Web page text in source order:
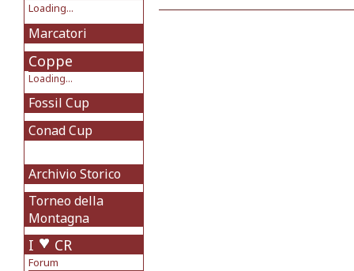
Loading...
Marcatori
Coppe
Loading...
Fossil Cup
Conad Cup
Archivio Storico
Torneo della
Montagna
I CR
Forum